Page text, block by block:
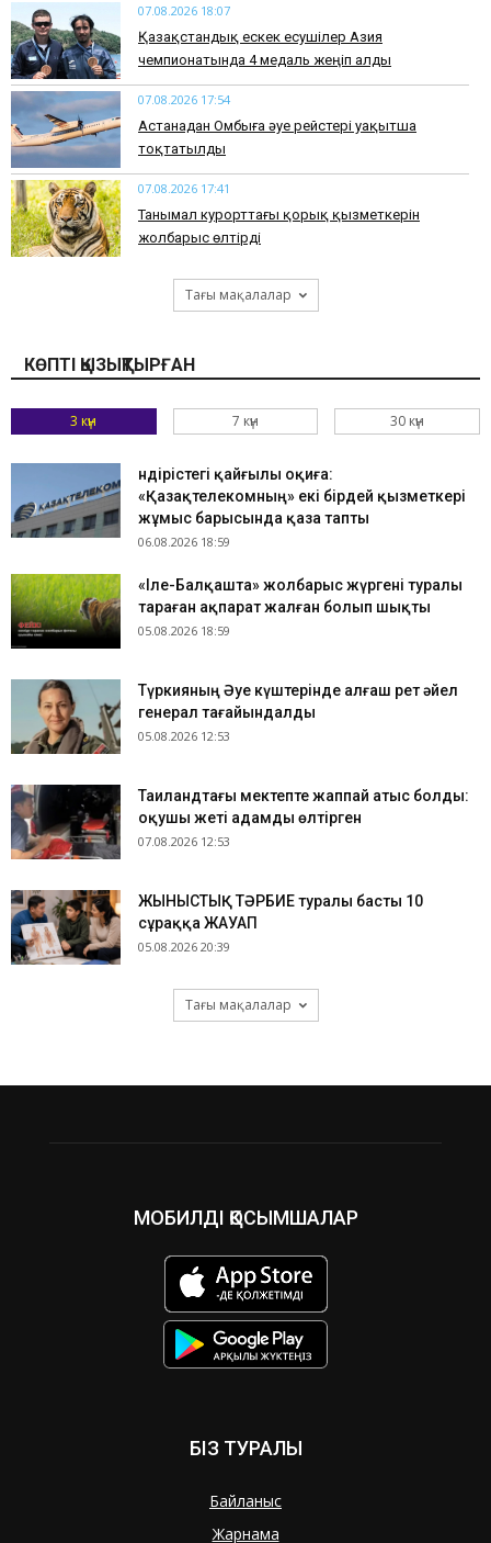
07.08.2026 18:07
Қазақстандық ескек есушілер Азия
чемпионатында 4 медаль жеңіп алды
07.08.2026 17:54
Астанадан Омбыға әуе рейстері уақытша
тоқтатылды
07.08.2026 17:41
​Танымал курорттағы қорық қызметкерін
жолбарыс өлтірді
Тағы мақалалар
КӨПТІ ҚЫЗЫҚТЫРҒАН
3 күн 7 күн 30 күн
Өндірістегі қайғылы оқиға:
«Қазақтелекомның» екі бірдей қызметкері
жұмыс барысында қаза тапты
06.08.2026 18:59
«Іле-Балқашта» жолбарыс жүргені туралы
тараған ақпарат жалған болып шықты
05.08.2026 18:59
Түркияның Әуе күштерінде алғаш рет әйел
генерал тағайындалды
05.08.2026 12:53
Таиландтағы мектепте жаппай атыс болды:
оқушы жеті адамды өлтірген
07.08.2026 12:53
ЖЫНЫСТЫҚ ТӘРБИЕ туралы басты 10
сұраққа ЖАУАП
05.08.2026 20:39
Тағы мақалалар
МОБИЛДІ ҚОСЫМШАЛАР
БІЗ ТУРАЛЫ
Байланыс
Жарнама